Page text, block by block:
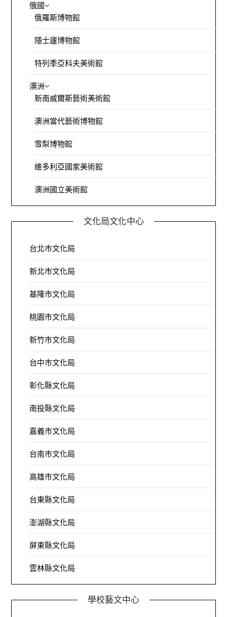
俄國
俄羅斯博物館
隱士廬博物館
特列季亞科夫美術館
澳洲
新南威爾斯藝術美術館
澳洲當代藝術博物館
雪梨博物館
維多利亞國家美術館
澳洲國立美術館
文化局文化中心
台北市文化局
新北市文化局
基隆市文化局
桃園市文化局
新竹市文化局
台中市文化局
彰化縣文化局
南投縣文化局
嘉義市文化局
台南市文化局
高雄市文化局
台東縣文化局
澎湖縣文化局
屏東縣文化局
雲林縣文化局
學校藝文中心